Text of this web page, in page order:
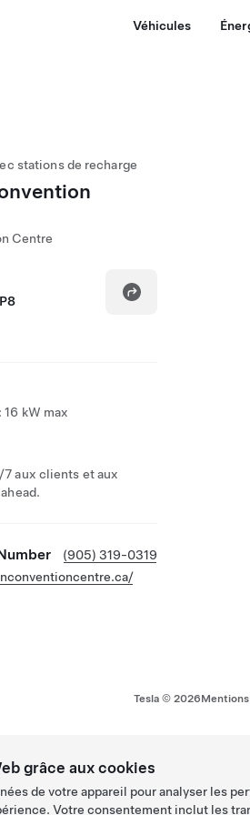
Véhicules
stations de recharge
Centre
kW max
aux clients et aux
(905) 319-0319
Tesla © 2026
grâce aux cookies
de votre appareil pour analyser les
Votre consentement inclut les